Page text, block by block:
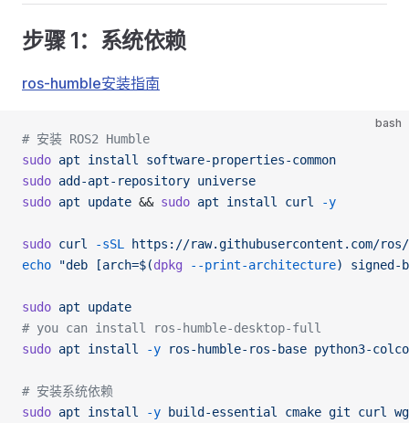
步骤 1：系统依赖
ros-humble安装指南
bash
# 安装 ROS2 Humble
sudo apt install
software-properties-common
sudo add-apt-repository universe
sudo apt update && sudo apt install curl -y
sudo curl -sSL
https://raw.githubusercontent.com/
echo "deb [arch=$(dpkg --print-architecture) signed-
sudo apt update
# you can install ros-humble-desktop-full
sudo apt install -y ros-humble-ros-base python3-
# 安装系统依赖
sudo apt install -y build-essential cmake git curl